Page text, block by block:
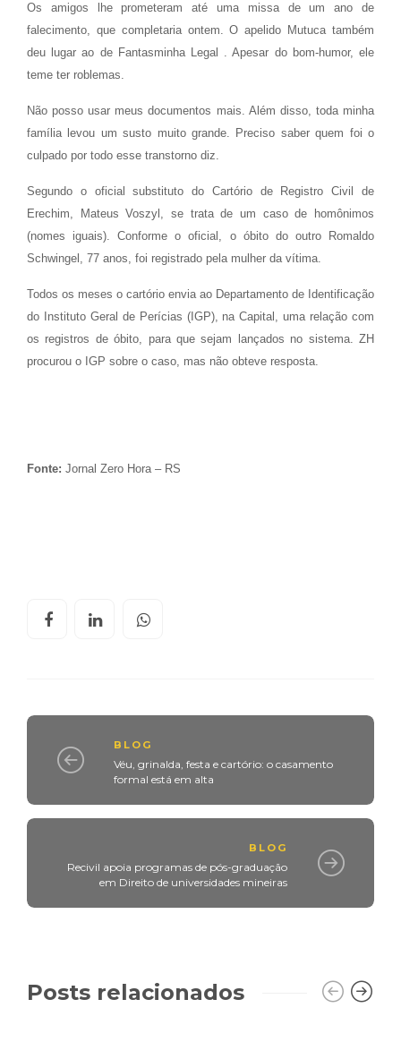
Os amigos lhe prometeram até uma missa de um ano de
falecimento, que completaria ontem. O apelido Mutuca também
deu lugar ao de Fantasminha Legal . Apesar do bom-humor, ele
teme ter roblemas.
Não posso usar meus documentos mais. Além disso, toda minha
família levou um susto muito grande. Preciso saber quem foi o
culpado por todo esse transtorno diz.
Segundo o oficial substituto do Cartório de Registro Civil de
Erechim, Mateus Voszyl, se trata de um caso de homônimos
(nomes iguais). Conforme o oficial, o óbito do outro Romaldo
Schwingel, 77 anos, foi registrado pela mulher da vítima.
Todos os meses o cartório envia ao Departamento de Identificação
do Instituto Geral de Perícias (IGP), na Capital, uma relação com
os registros de óbito, para que sejam lançados no sistema. ZH
procurou o IGP sobre o caso, mas não obteve resposta.
Fonte: Jornal Zero Hora – RS
BLOG
Véu, grinalda, festa e cartório: o casamento
formal está em alta
BLOG
Recivil apoia programas de pós-graduação
em Direito de universidades mineiras
Posts relacionados